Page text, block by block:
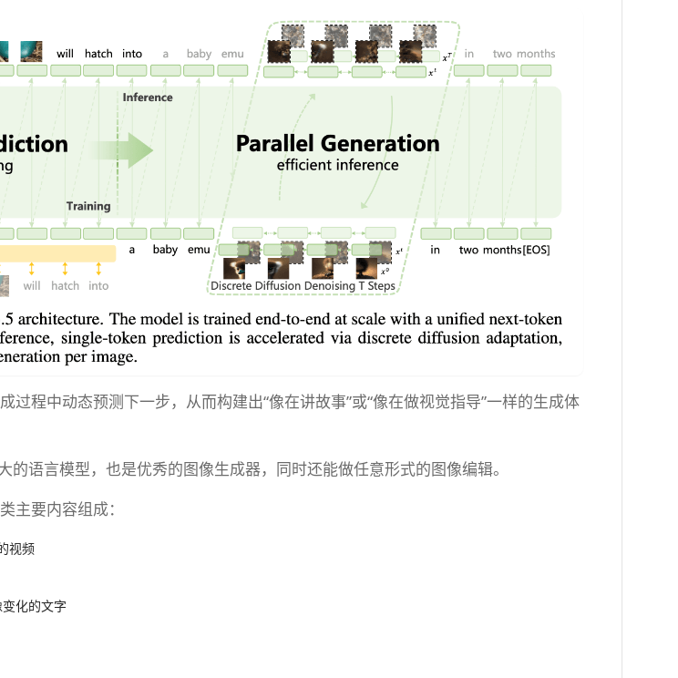
过程中动态预测下一步，从而构建出“像在讲故事”或“像在做视觉指导”一样的生成体
语言模型，也是优秀的图像生成器，同时还能做任意形式的图像编辑。
主要内容组成：
视频
化的文字